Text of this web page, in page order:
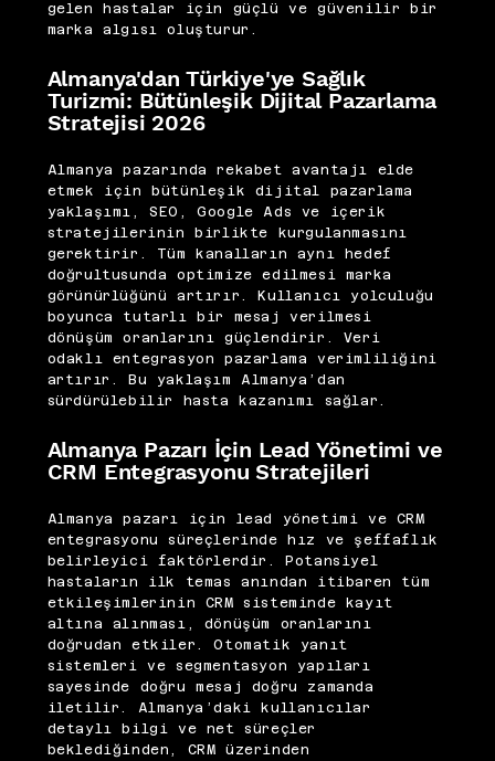
gelen hastalar için güçlü ve güvenilir bir
marka algısı oluşturur.
Almanya'dan Türkiye'ye Sağlık
Turizmi: Bütünleşik Dijital Pazarlama
Stratejisi 2026
Almanya pazarında rekabet avantajı elde
etmek için bütünleşik dijital pazarlama
yaklaşımı, SEO, Google Ads ve içerik
stratejilerinin birlikte kurgulanmasını
gerektirir. Tüm kanalların aynı hedef
doğrultusunda optimize edilmesi marka
görünürlüğünü artırır. Kullanıcı yolculuğu
boyunca tutarlı bir mesaj verilmesi
dönüşüm oranlarını güçlendirir. Veri
odaklı entegrasyon pazarlama verimliliğini
artırır. Bu yaklaşım Almanya’dan
sürdürülebilir hasta kazanımı sağlar.
Almanya Pazarı İçin Lead Yönetimi ve
CRM Entegrasyonu Stratejileri
Almanya pazarı için lead yönetimi ve CRM
entegrasyonu süreçlerinde hız ve şeffaflık
belirleyici faktörlerdir. Potansiyel
hastaların ilk temas anından itibaren tüm
etkileşimlerinin CRM sisteminde kayıt
altına alınması, dönüşüm oranlarını
doğrudan etkiler. Otomatik yanıt
sistemleri ve segmentasyon yapıları
sayesinde doğru mesaj doğru zamanda
iletilir. Almanya’daki kullanıcılar
detaylı bilgi ve net süreçler
beklediğinden, CRM üzerinden